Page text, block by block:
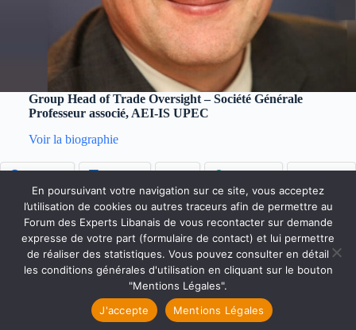
Group Head of Trade Oversight – Société Générale
Professeur associé, AEI-IS UPEC
Voir la biographie
Accueil Qui sommes-nous ?
Faire un don
Accès Membres
Rejoignez-nous
Mentions Légales
Contact
Copyright © 2026 Forum des Experts Libanais.
En poursuivant votre navigation sur ce site, vous acceptez
l’utilisation de cookies ou autres traceurs afin de permettre au
Forum des Experts Libanais de vous recontacter sur demande
expresse de votre part (formulaire de contact) et lui permettre
de réaliser des statistiques. Vous pouvez consulter en détail
les conditions générales d'utilisation en cliquant sur le bouton
"Mentions Légales".
J'accepte
Mentions Légales